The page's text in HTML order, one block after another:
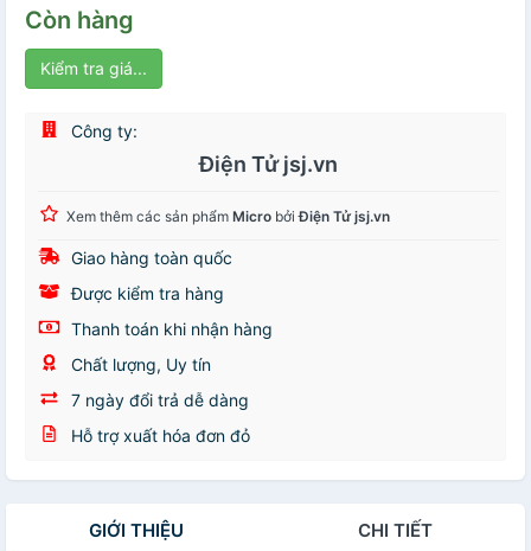
Còn hàng
Kiểm tra giá...
Công ty:
Điện Tử jsj.vn
Xem thêm các sản phẩm Micro bởiĐiện Tử jsj.vn
Giao hàng toàn quốc
Được kiểm tra hàng
Thanh toán khi nhận hàng
Chất lượng, Uy tín
7 ngày đổi trả dễ dàng
Hỗ trợ xuất hóa đơn đỏ
GIỚI THIỆU CHI TIẾT